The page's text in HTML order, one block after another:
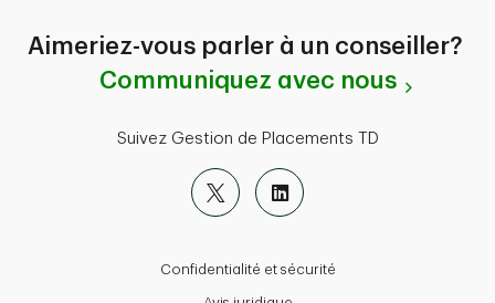
Aimeriez-vous parler à un conseiller?
Communiquez avec nous
Suivez Gestion de Placements TD
Confidentialité et sécurité